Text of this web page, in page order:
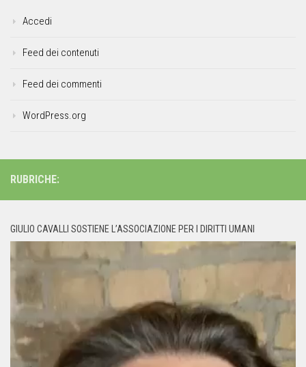
Accedi
Feed dei contenuti
Feed dei commenti
WordPress.org
RUBRICHE:
GIULIO CAVALLI SOSTIENE L’ASSOCIAZIONE PER I DIRITTI UMANI
Player